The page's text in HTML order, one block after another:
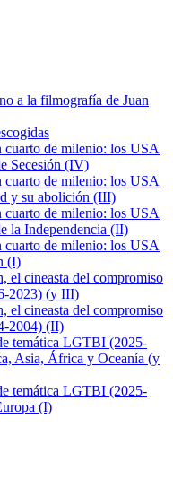
a la filmografía de Juan
cuarto de milenio: los USA
Secesión (IV)
cuarto de milenio: los USA
y su abolición (III)
cuarto de milenio: los USA
la Independencia (II)
cuarto de milenio: los USA
(I)
el cineasta del compromiso
2023) (y III)
el cineasta del compromiso
2004) (II)
temática LGTBI (2025-
Asia, África y Oceanía (y
temática LGTBI (2025-
(I)